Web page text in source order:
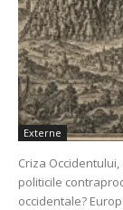
Externe
Criza
politicile
occidentale?